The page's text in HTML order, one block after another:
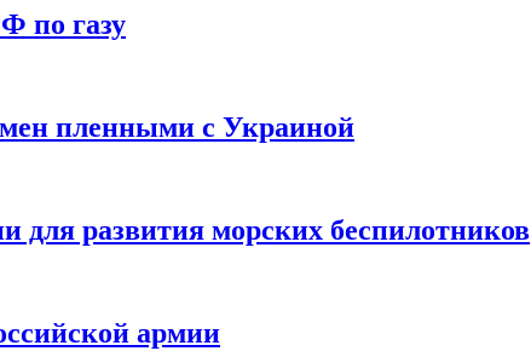
по газу
пленными с Украиной
для развития морских беспилотников
армии